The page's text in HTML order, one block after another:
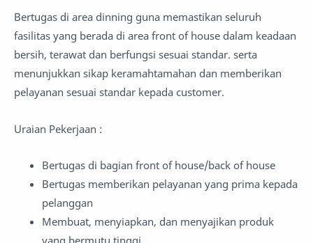
Bertugas di area dinning guna memastikan seluruh
fasilitas yang berada di area front of house dalam keadaan
bersih, terawat dan berfungsi sesuai standar. serta
menunjukkan sikap keramahtamahan dan memberikan
pelayanan sesuai standar kepada customer.
Uraian Pekerjaan :
Bertugas di bagian front of house/back of house
Bertugas memberikan pelayanan yang prima kepada
pelanggan
Membuat, menyiapkan, dan menyajikan produk